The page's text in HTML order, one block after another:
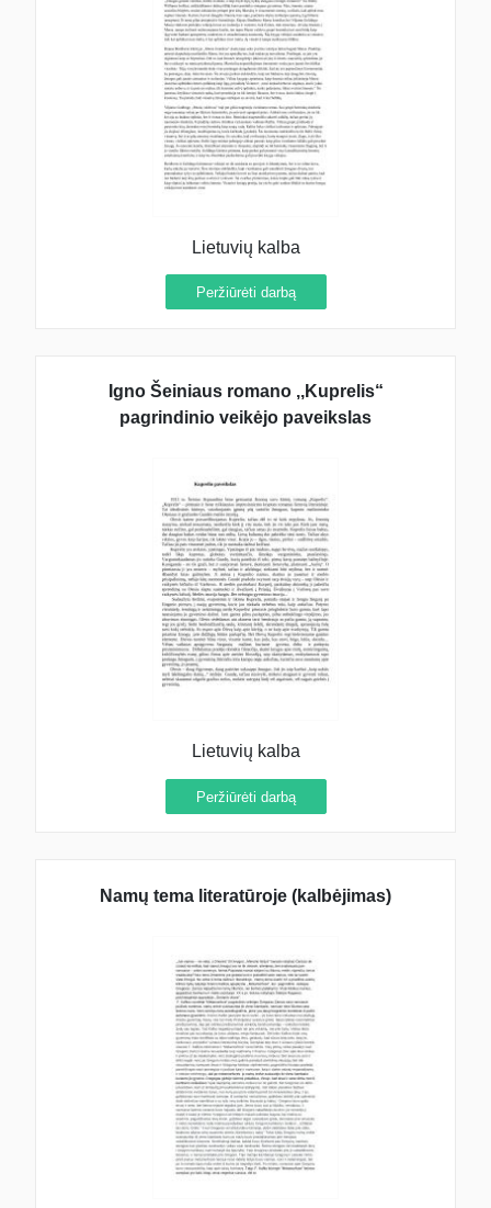
Lietuvių kalba
Peržiūrėti darbą
Igno Šeiniaus romano ,,Kuprelis“
pagrindinio veikėjo paveikslas
Lietuvių kalba
Peržiūrėti darbą
Namų tema literatūroje (kalbėjimas)